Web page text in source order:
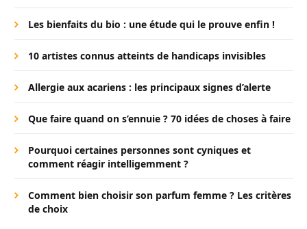
Les bienfaits du bio : une étude qui le prouve enfin !
10 artistes connus atteints de handicaps invisibles
Allergie aux acariens : les principaux signes d’alerte
Que faire quand on s’ennuie ? 70 idées de choses à faire
Pourquoi certaines personnes sont cyniques et
comment réagir intelligemment ?
Comment bien choisir son parfum femme ? Les critères
de choix